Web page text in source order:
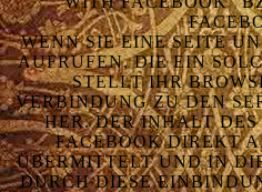
WENN SIE EINE SEITE
AUFRUFEN, DIE EIN
STELLT IHR
VERBINDUNG ZU DEN
HER. DER INHALT
FACEBOOK DIREKT
ÜBERMITTELT UND IN
DURCH DIESE